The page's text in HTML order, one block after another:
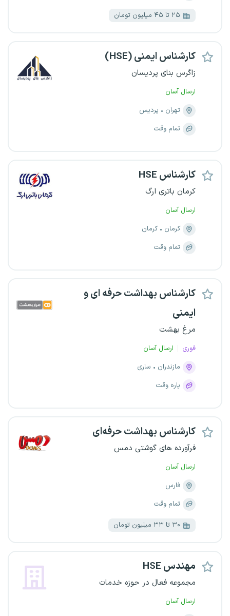
۲۵ تا ۴۵ میلیون تومان
کارشناس ایمنی (HSE)
زاگرس بنای پردیسان
ارسال آسان
تهران
پردیس
تمام وقت
کارشناس HSE
کرمان باتری ارگ
ارسال آسان
کرمان
کرمان
تمام وقت
کارشناس بهداشت حرفه ای و
ایمنی
مرغ بهشت
فوری
ارسال آسان
مازندران
ساری
پاره وقت
کارشناس بهداشت حرفه‌ای
فرآورده های گوشتی دمس
ارسال آسان
فارس
تمام وقت
۳۰ تا ۳۳ میلیون تومان
مهندس HSE
مجموعه فعال در حوزه خدمات
ارسال آسان